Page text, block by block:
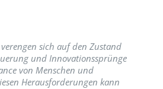
sich auf den Zustand
und Innovationssprünge
von Menschen und
Herausforderungen kann